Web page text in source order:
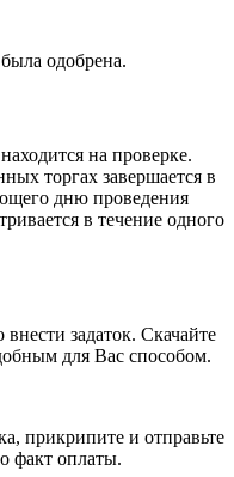
одобрена.
на проверке.
торгах завершается в
дню проведения
в течение одного
задаток. Скачайте
для Вас способом.
прикрипите и отправьте
факт оплаты.